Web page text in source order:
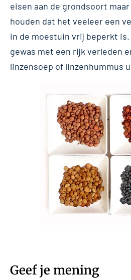
eisen aan de grondsoort
houden dat het veeleer een
in de moestuin vrij beperkt
gewas met een rijk verleden
linzensoep of linzenhummus
Geef je mening